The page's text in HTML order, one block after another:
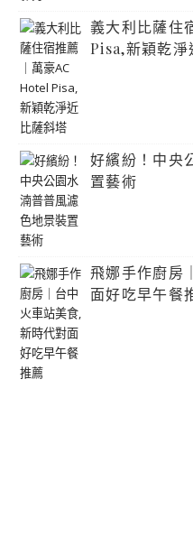
義大利比薩住
Pisa,新穎乾淨
好繽紛！中央
置藝術
飛娜手作廚房
面好吃早午餐